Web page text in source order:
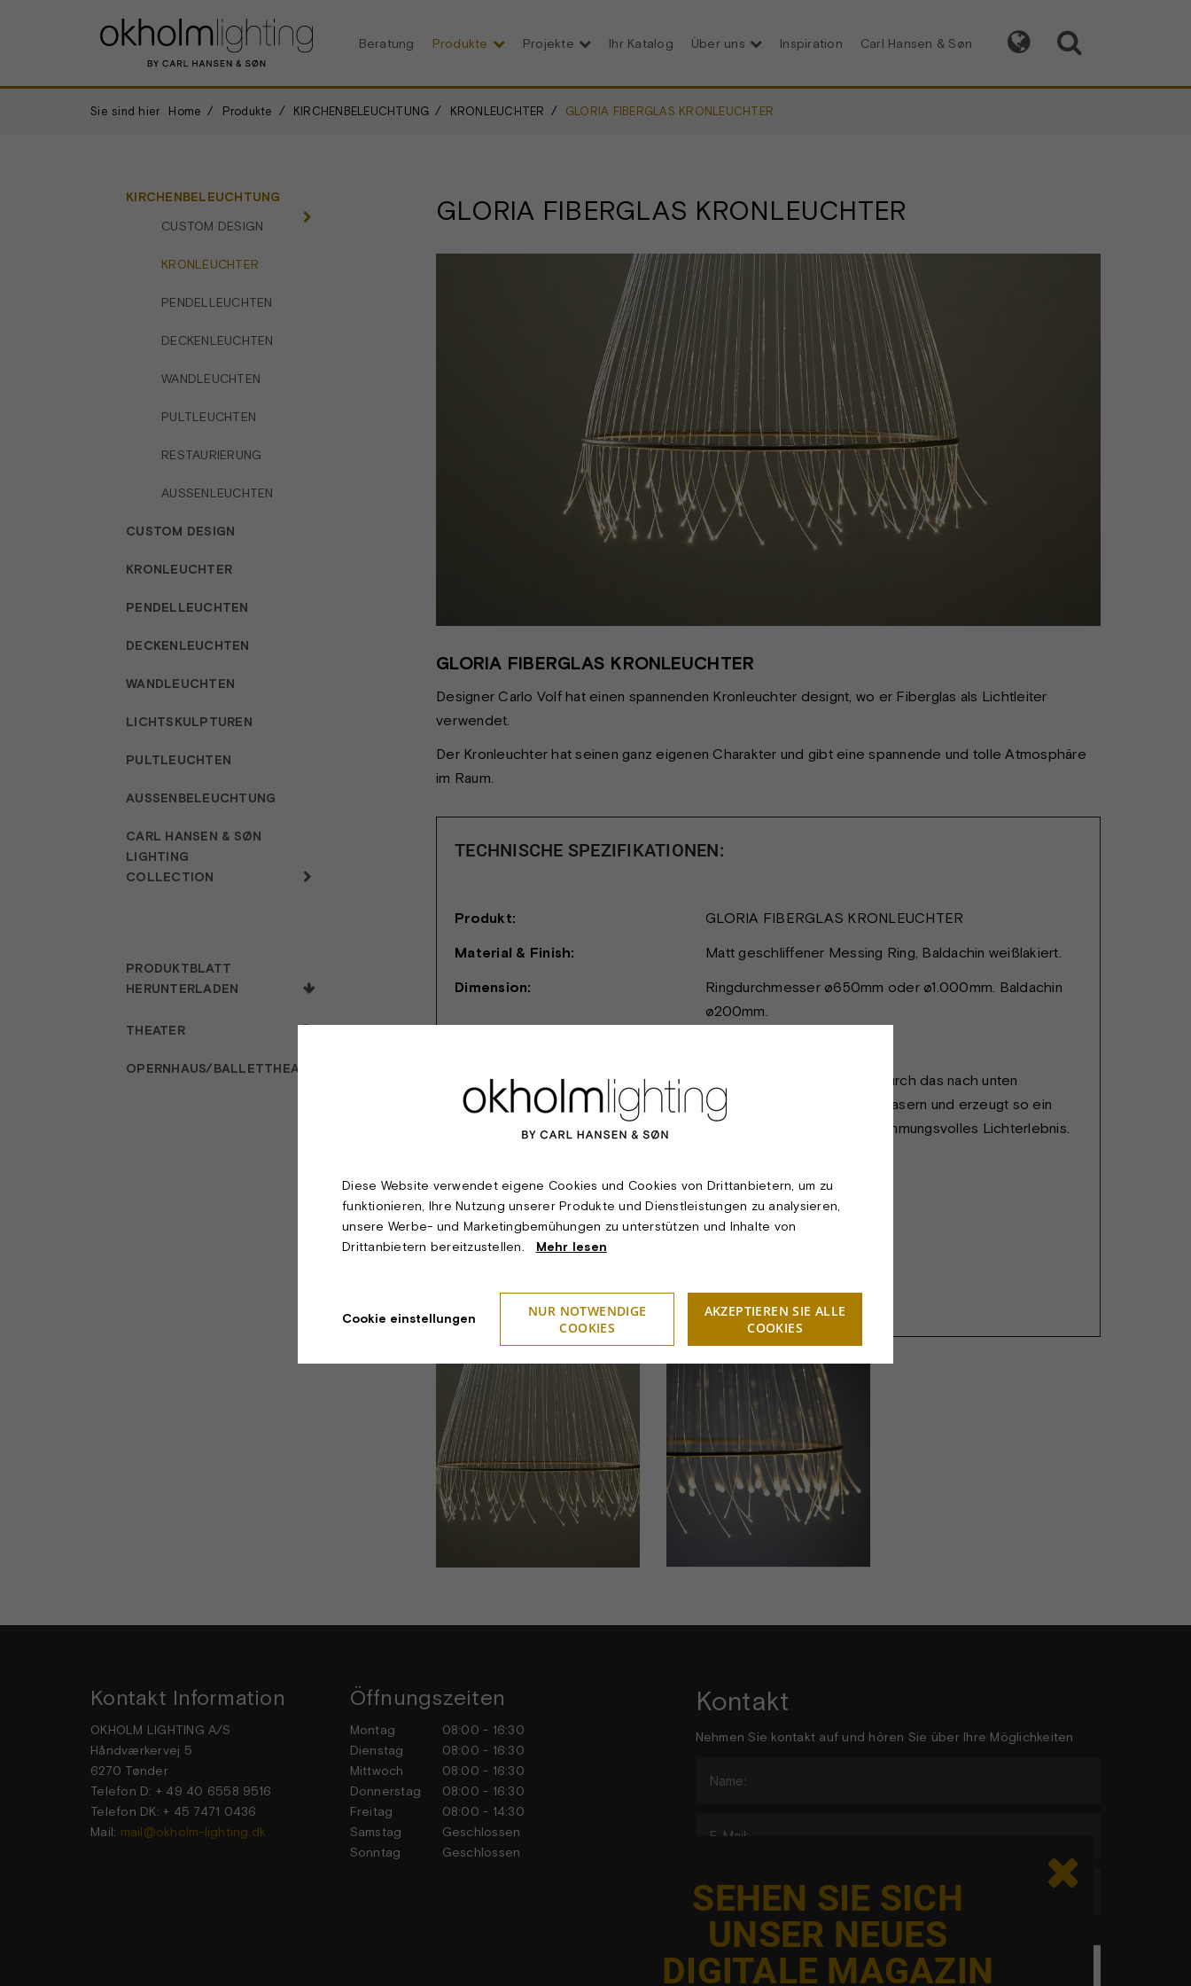
Beratung Produkte Projekte Ihr Katalog Über uns Inspiration Carl Hansen & Søn  
Sie sind hier Home Produkte KIRCHENBELEUCHTUNG KRONLEUCHTER GLORIA FIBERGLAS KRONLEUCHTER
KIRCHENBELEUCHTUNG
CUSTOM DESIGN
KRONLEUCHTER
PENDELLEUCHTEN
DECKENLEUCHTEN
WANDLEUCHTEN
PULTLEUCHTEN
RESTAURIERUNG
AUSSENLEUCHTEN
CUSTOM DESIGN
KRONLEUCHTER
PENDELLEUCHTEN
DECKENLEUCHTEN
WANDLEUCHTEN
LICHTSKULPTUREN
PULTLEUCHTEN
AUSSENBELEUCHTUNG
CARL HANSEN & SØN
LIGHTING
COLLECTION
PRODUKTBLATT
HERUNTERLADEN
THEATER
OPERNHAUS/BALLETTHEATER
GLORIA FIBERGLAS KRONLEUCHTER
GLORIA FIBERGLAS KRONLEUCHTER
Designer Carlo Volf hat einen spannenden Kronleuchter designt, wo er Fiberglas als Lichtleiter
verwendet.
Der Kronleuchter hat seinen ganz eigenen Charakter und gibt eine spannende und tolle Atmosphäre
im Raum.
TECHNISCHE SPEZIFIKATIONEN:
Produkt: GLORIA FIBERGLAS KRONLEUCHTER
Material & Finish: Matt geschliffener Messing Ring, Baldachin weißlakiert.
Dimension:
Ringdurchmesser ø650mm oder ø1.000mm. Baldachin
ø200mm.
Lichttechnik:
Der Kronleuchter leuchtet durch das nach unten
gerichtete Bündel von Lichtfasern und erzeugt so ein
einzigartiges und äußerst stimmungsvolles Lichterlebnis.
Schutzart:
Prüfung: CE-Kennzeichnung
Kontakt Information
OKHOLM LIGHTING A/S
Håndværkervej 5
6270 Tønder
Telefon D: + 49 40 6558 9516
Telefon DK: + 45 7471 0436
Mail: mail@okholm-lighting.dk
Öffnungszeiten
Montag
08:00 - 16:30
Dienstag
08:00 - 16:30
Mittwoch
08:00 - 16:30
Donnerstag
08:00 - 16:30
Freitag
08:00 - 14:30
Samstag
Geschlossen
Sonntag
Geschlossen
Kontakt
Nehmen Sie kontakt auf und hören Sie über Ihre Möglichkeiten

SEHEN SIE SICH
UNSER NEUES
DIGITALE MAGAZIN
Diese Website verwendet eigene Cookies und Cookies von Drittanbietern, um zu
funktionieren, Ihre Nutzung unserer Produkte und Dienstleistungen zu analysieren,
unsere Werbe- und Marketingbemühungen zu unterstützen und Inhalte von
Drittanbietern bereitzustellen. Mehr lesen
Cookie einstellungen
NUR NOTWENDIGE
COOKIES
AKZEPTIEREN SIE ALLE
COOKIES